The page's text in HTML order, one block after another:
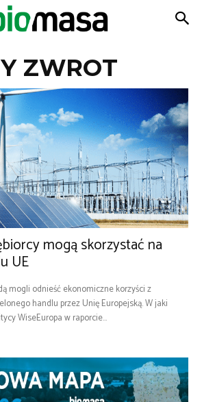
ZWROT
mogą skorzystać na
UE
mogli odnieść ekonomiczne korzyści z
handlu przez Unię Europejską. W jaki
WiseEuropa w raporcie...